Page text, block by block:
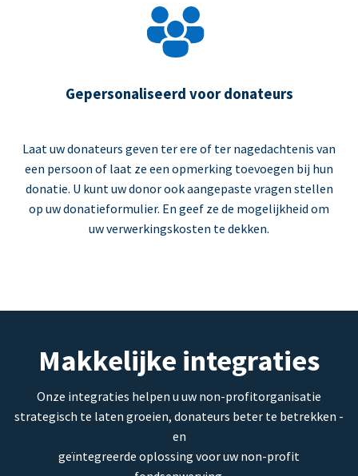
Gepersonaliseerd voor donateurs
Laat uw donateurs geven ter ere of ter nagedachtenis van
een persoon of laat ze een opmerking toevoegen bij hun
donatie. U kunt uw donor ook aangepaste vragen stellen
op uw donatieformulier. En geef ze de mogelijkheid om
uw verwerkingskosten te dekken.
Makkelijke integraties
Onze integraties helpen u uw non-profitorganisatie
strategisch te laten groeien, donateurs beter te betrekken -
en
geïntegreerde oplossing voor uw non-profit